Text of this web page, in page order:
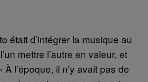
était d’intégrer la musique au
mettre l’autre en valeur, et
l’époque, il n’y avait pas de